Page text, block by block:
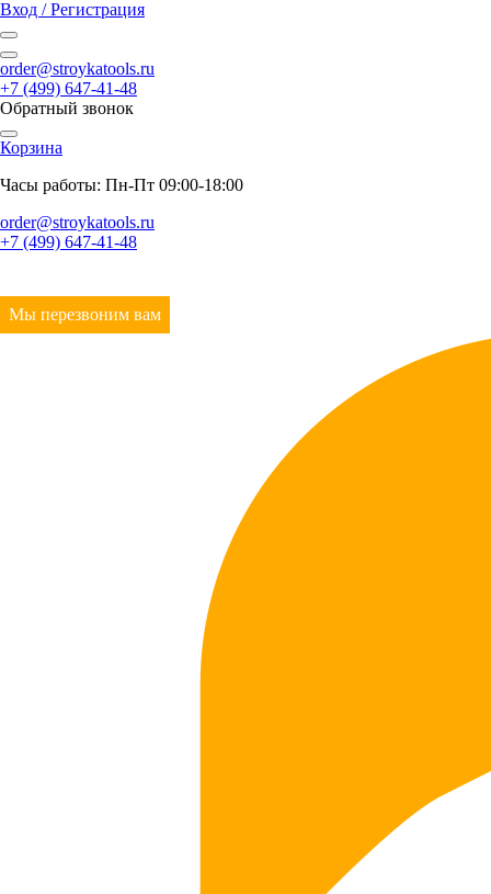
Вход / Регистрация
order@stroykatools.ru
+7 (499) 647-41-48
Обратный звонок
Корзина
Часы работы: Пн-Пт 09:00-18:00
order@stroykatools.ru
+7 (499) 647-41-48
Мы перезвоним вам